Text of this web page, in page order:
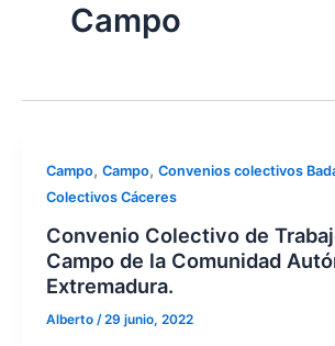
Campo
Campo, Campo, Convenios colectivos
Colectivos Cáceres
Convenio Colectivo de
Campo de la Comunidad
Extremadura.
Alberto /29 junio, 2022